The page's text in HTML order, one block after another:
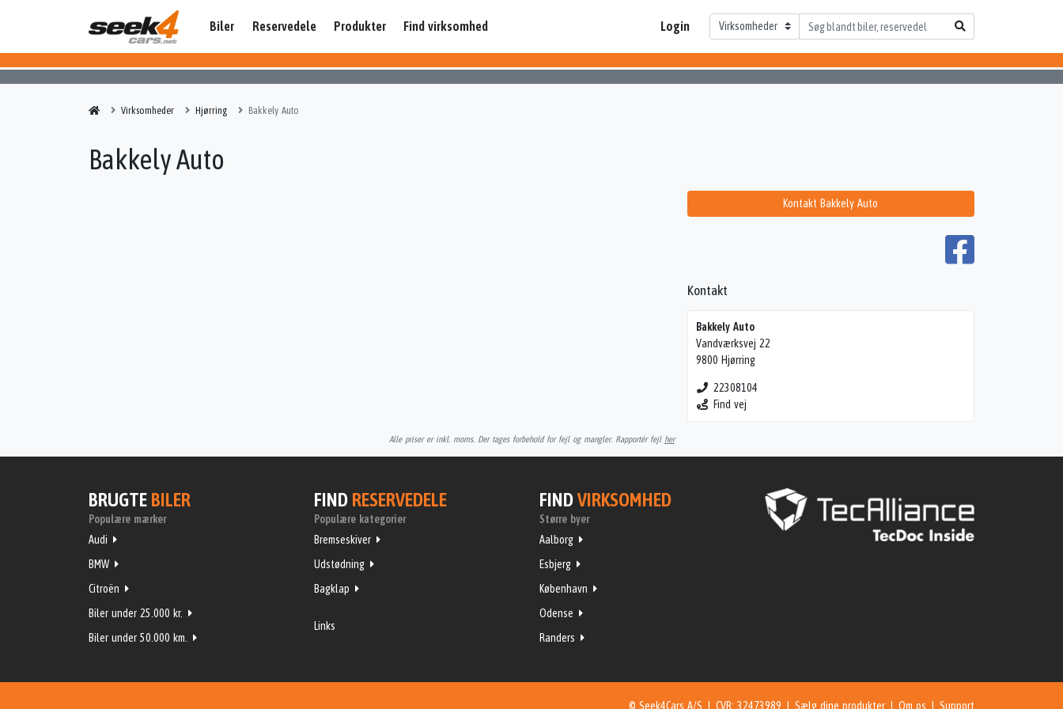
Biler Reservedele Produkter Find virksomhed Login
Kontakt Bakkely Auto
Kontakt
Bakkely Auto
Vandværksvej 22
9800 Hjørring
22308104
Find vej
Virksomheder Hjørring Bakkely Auto
Bakkely Auto
Alle priser er inkl. moms. Der tages forbehold for fejl og mangler. Rapportér fejl her
BRUGTE BILER
Populære mærker
Audi
BMW
Citroën
Biler under 25.000 kr.
Biler under 50.000 km.
FIND RESERVEDELE
Populære kategorier
Bremseskiver
Udstødning
Bagklap
Links
FINDVIRKSOMHED
Større byer
Aalborg
Esbjerg
København
Odense
Randers
© Seek4Cars A/S | CVR: 32473989 | Sælg dine produkter Om os Support